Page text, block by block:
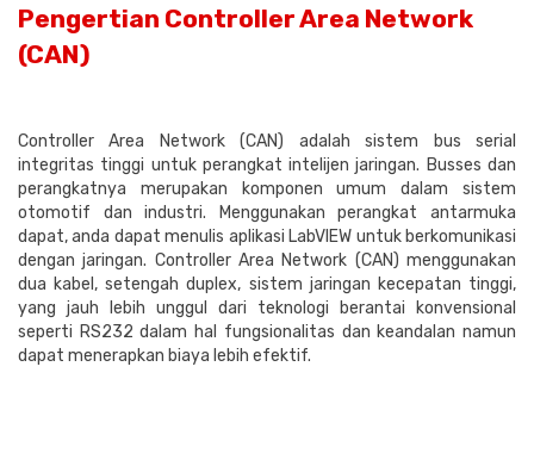
Pengertian Controller Area Network
(CAN)
Controller Area Network (CAN) adalah sistem bus serial
integritas tinggi untuk perangkat intelijen jaringan. Busses dan
perangkatnya merupakan komponen umum dalam sistem
otomotif dan industri. Menggunakan perangkat antarmuka
dapat, anda dapat menulis aplikasi LabVIEW untuk berkomunikasi
dengan jaringan. Controller Area Network (CAN) menggunakan
dua kabel, setengah duplex, sistem jaringan kecepatan tinggi,
yang jauh lebih unggul dari teknologi berantai konvensional
seperti RS232 dalam hal fungsionalitas dan keandalan namun
dapat menerapkan biaya lebih efektif.